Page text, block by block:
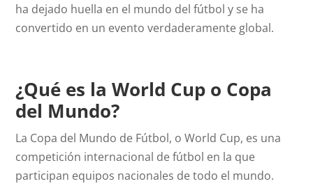
ha dejado huella en el mundo del fútbol y se ha
convertido en un evento verdaderamente global.
¿Qué es la World Cup o Copa
del Mundo?
La Copa del Mundo de Fútbol, o World Cup, es una
competición internacional de fútbol en la que
participan equipos nacionales de todo el mundo.